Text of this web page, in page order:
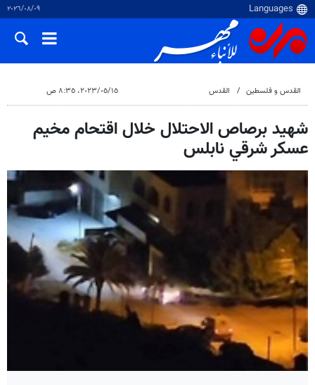
٠٩‏/٠٨‏/٢٠٢٦
القدس و فلسطین القدس ١٥‏/٠٥‏/٢٠٢٣، ٨:٣٥ ص
شهيد برصاص الاحتلال خلال اقتحام مخيم
عسكر شرقي نابلس